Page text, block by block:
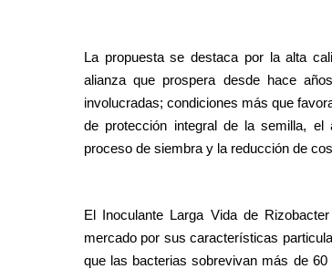
La propuesta se destaca por la alta
alianza que prospera desde hace
involucradas; condiciones más que
de protección integral de la semilla, el
proceso de siembra y la reducción de
El Inoculante Larga Vida de
mercado por sus características
que las bacterias sobrevivan más de